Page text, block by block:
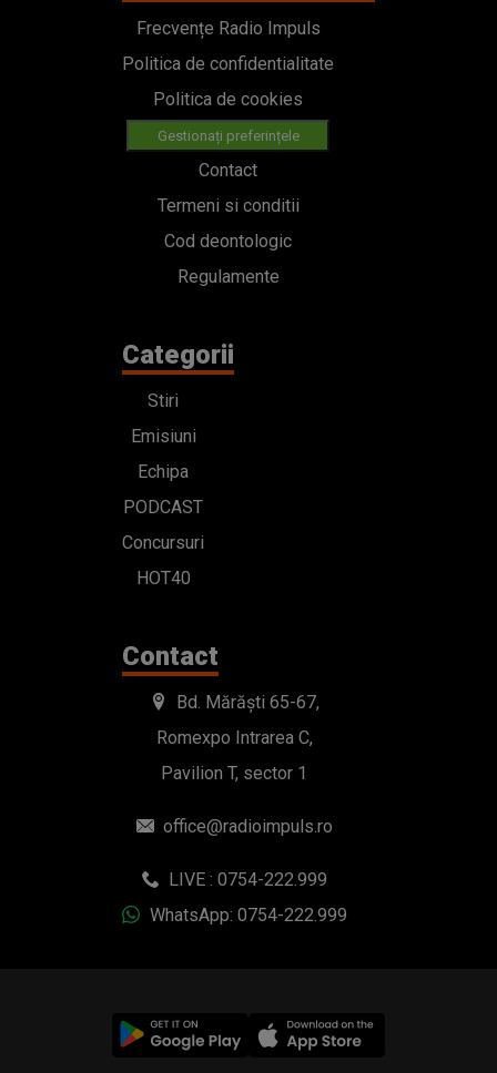
Frecvențe Radio Impuls
Politica de confidentialitate
Politica de cookies
Gestionați preferințele
Contact
Termeni si conditii
Cod deontologic
Regulamente
Categorii
Stiri
Emisiuni
Echipa
PODCAST
Concursuri
HOT40
Contact
Bd. Mărăști 65-67,
Romexpo Intrarea C,
Pavilion T, sector 1
office@radioimpuls.ro
LIVE : 0754-222.999
WhatsApp: 0754-222.999